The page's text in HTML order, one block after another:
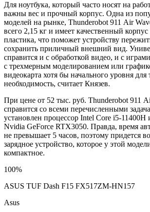
Для ноутбука, который часто носят на
важны вес и прочный корпус. Одна из
моделей на рынке, Thunderobot 911 Air
всего 2,15 кг и имеет качественный корпус
пластика, что поможет устройству
сохранить приличный внешний вид.
справится и с обработкой видео, и с
с трехмерным моделированием или
видеокарта хотя бы начального уровня
необходимость, считает Князев.
При цене от 52 тыс. руб. Thunderobot 911
справится со всеми перечисленными
установлен процессор Intel Core i5-11400H
Nvidia GeForce RTX3050. Правда, время
не превышает 5 часов, поэтому придется
зарядное устройство, которое у этой
компактное.
100%
ASUS TUF Dash F15 FX517ZM-HN157
Asus